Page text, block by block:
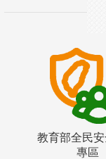
教育部全民安
專區